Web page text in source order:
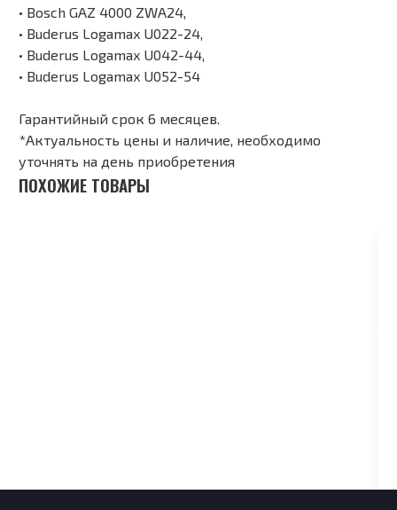
• Bosch GAZ 4000 ZWA24,
• Buderus Logamax U022-24,
• Buderus Logamax U042-44,
• Buderus Logamax U052-54
Гарантийный срок 6 месяцев.
*Актуальность цены и наличие, необходимо
уточнять на день приобретения
ПОХОЖИЕ ТОВАРЫ